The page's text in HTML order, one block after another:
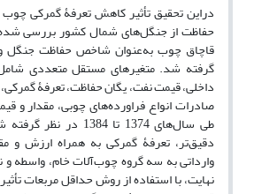
دراین تحقیق تأثیر کاهش تعرفۀ گمرکی
حفاظت از جنگل‌های شمال کشور بررسی
قاچاق چوب به‌عنوان شاخص حفاظت جنگل و
گرفته شد. متغیرهای مستقل متعددی
داخلی، قیمت نفت، یگان حفاظت، تعرفۀ
صادرات انواع فراورده‌های چوبی، مقدار و
طی سال‌های 1374 تا
دقیق‌تر، تعرفۀ گمرکی به همراه ارزش و
وارداتی به سه گروه چوب‌آلات خام، واسطه
نهایت، با استفاده از روش حداقل مربعات